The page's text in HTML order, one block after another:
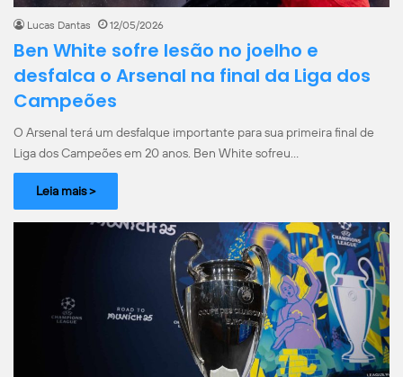
Lucas Dantas 12/05/2026
Ben White sofre lesão no joelho e
desfalca o Arsenal na final da Liga dos
Campeões
O Arsenal terá um desfalque importante para sua primeira final de
Liga dos Campeões em 20 anos. Ben White sofreu…
Leia mais >